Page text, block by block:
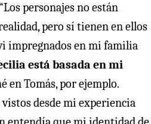
personajes no están
pero sí tienen en ellos
impregnados en mi familia
está basada en mi
en Tomás, por ejemplo.
desde mi experiencia